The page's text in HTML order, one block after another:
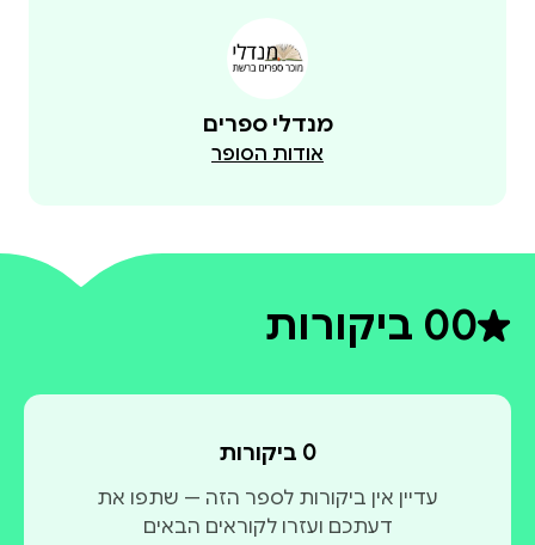
מנדלי ספרים
אודות הסופר
0דירוג ממוצע 0 מתוך 5
0 ביקורות
0 ביקורות
עדיין אין ביקורות לספר הזה — שתפו את
דעתכם ועזרו לקוראים הבאים